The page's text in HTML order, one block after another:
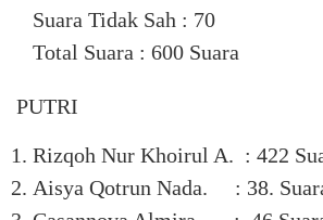
Suara Tidak Sah : 70
Total Suara : 600 Suara
PUTRI
Rizqoh Nur Khoirul A. : 422
Aisya Qotrun Nada. : 38.